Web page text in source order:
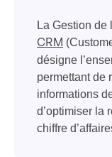
La Gestion
CRM
désigne
permettant de
informations
d’optimiser la
chiffre